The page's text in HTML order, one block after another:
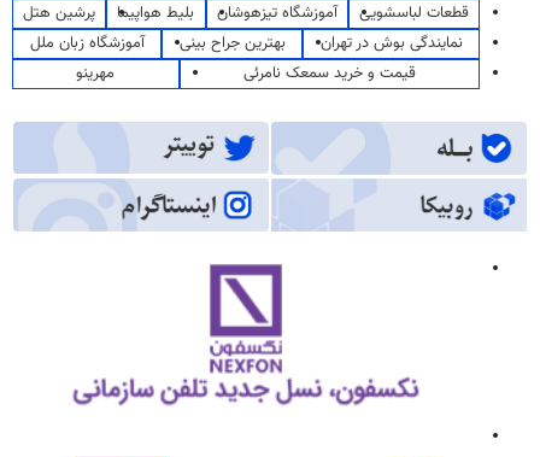
قطعات لباسشویی
آموزشگاه تیزهوشان بلیط هواپیما
پرشین هتل
نمایندگی بوش در تهران
بهترین جراح بینی
آموزشگاه زبان ملل
قیمت و خرید سمعک نامرئی
مهرینو